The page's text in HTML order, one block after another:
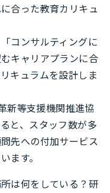
合った教育カリキュ
コンサルティングに
キャリアプランに合
キュラムを設計しま
新等支援機関推進協
と、スタッフ数が多
先への付加サービス
ます。
は何をしている？研